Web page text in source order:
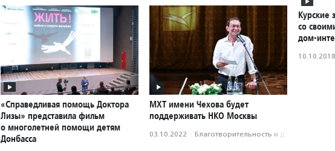
«Справедливая помощь Доктора
Лизы» представила фильм
о многолетней помощи детям
Донбасса
МХТ имени Чехова будет
поддерживать НКО Москвы
03.10.2022 · Благотвори­тель­ность и
Курские
со
дом-
10.10.2018